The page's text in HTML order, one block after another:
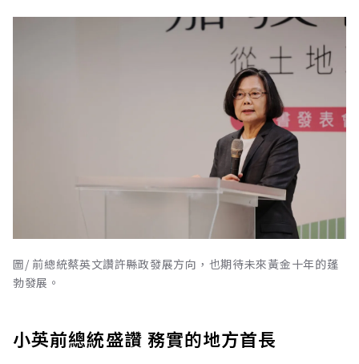
圖/ 前總統蔡英文讚許縣政發展方向，也期待未來黃金十年的蓬
勃發展。
小英前總統盛讚 務實的地方首長